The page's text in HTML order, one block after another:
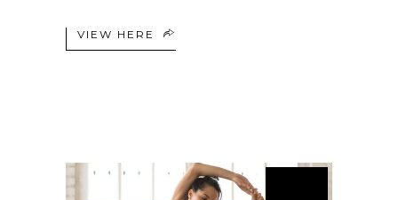
VIEW HERE